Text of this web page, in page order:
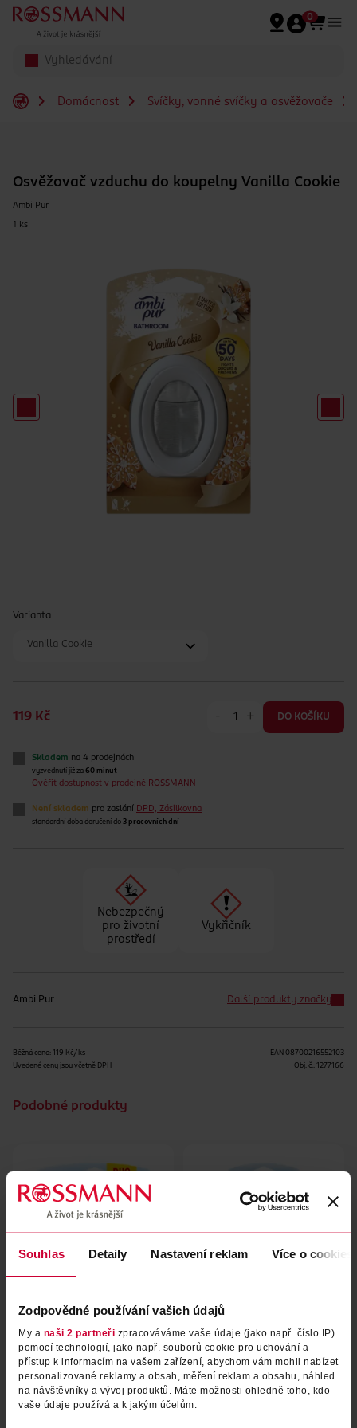
Souhlas Detaily Nastavení reklam Více o cookies
Zodpovědné používání vašich údajů
My a naši 2 partneři zpracováváme vaše údaje (jako např. číslo IP)
pomocí technologií, jako např. souborů cookie pro uchování a
přístup k informacím na vašem zařízení, abychom vám mohli nabízet
personalizované reklamy a obsah, měření reklam a obsahu, náhled
na návštěvníky a vývoj produktů. Máte možnosti ohledně toho, kdo
vaše údaje používá a k jakým účelům.
Přeskočit na hlavmní obsah
0
Domácnost Svíčky, vonné svíčky a osvěžovače
Osvěžovač vzduchu do koupelny Vanilla Cookie
Ambi Pur
1 ks
Varianta
Vanilla Cookie
119 Kč - + DO KOŠÍKU
Skladem na 4 prodejnách
vyzvednutí již za 60 minut
Ověřit dostupnost v prodejně ROSSMANN
Není skladem pro zaslání DPD, Zásilkovna
standardní doba doručení do 3 pracovních dní
Nebezpečný
pro životní
prostředí
Vykřičník
Ambi Pur Další produkty značky
Běžná cena: 119 Kč/ks
Uvedené ceny jsou včetně DPH
EAN 08700216552103
Obj. č.: 1277166
Podobné produkty
Osvěžovač vzduchu Bathroom
Cotton Fresh 2 ks
Ambi Pur 16 ml
169 Kč
DO KOŠÍKU
Osvěžovač vzduchu do
koupelny Spring Awakening
Ambi Pur 1 ks
119 Kč